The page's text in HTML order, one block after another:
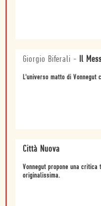
Giorgio Biferali - Il
L'universo matto di Vonnegut
Città Nuova
Vonnegut propone una
originalissima.